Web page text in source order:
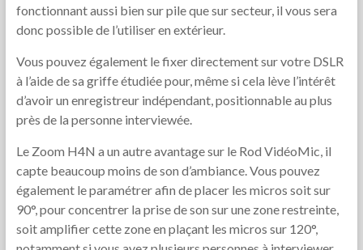
fonctionnant aussi bien sur pile que sur secteur, il vous sera
donc possible de l’utiliser en extérieur.
Vous pouvez également le fixer directement sur votre DSLR
à l’aide de sa griffe étudiée pour, même si cela lève l’intérêt
d’avoir un enregistreur indépendant, positionnable au plus
près de la personne interviewée.
Le Zoom H4N a un autre avantage sur le Rod VidéoMic, il
capte beaucoup moins de son d’ambiance. Vous pouvez
également le paramétrer afin de placer les micros soit sur
90°, pour concentrer la prise de son sur une zone restreinte,
soit amplifier cette zone en plaçant les micros sur 120°,